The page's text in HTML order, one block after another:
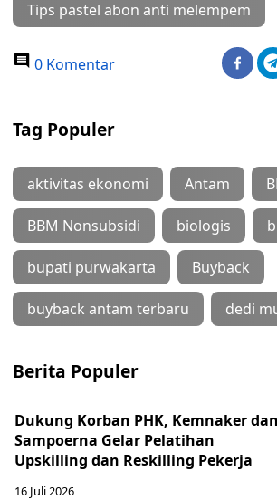
Tips pastel abon anti melempem
0 Komentar
Tag Populer
aktivitas ekonomi Antam
BBM Nonsubsidi biologis
bupati purwakarta Buyback
buyback antam terbaru dedi
Berita Populer
Dukung Korban PHK, Kemnaker dan
Sampoerna Gelar Pelatihan
Upskilling dan Reskilling Pekerja
16 Juli 2026